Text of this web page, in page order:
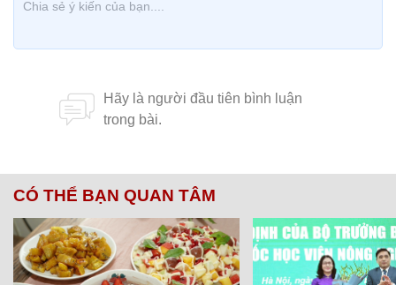
CÓ THỂ BẠN QUAN TÂM